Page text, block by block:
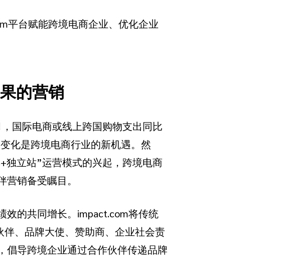
平台赋能跨境电商企业、优化企业
的营销
国际电商或线上跨国购物支出同比
化是跨境电商行业的新机遇。然
独立站”运营模式的兴起，跨境电商
销备受瞩目。
效的共同增长。impact.com将传统
、品牌大使、赞助商、企业社会责
倡导跨境企业通过合作伙伴传递品牌